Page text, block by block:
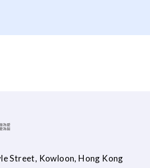
Street, Kowloon, Hong Kong